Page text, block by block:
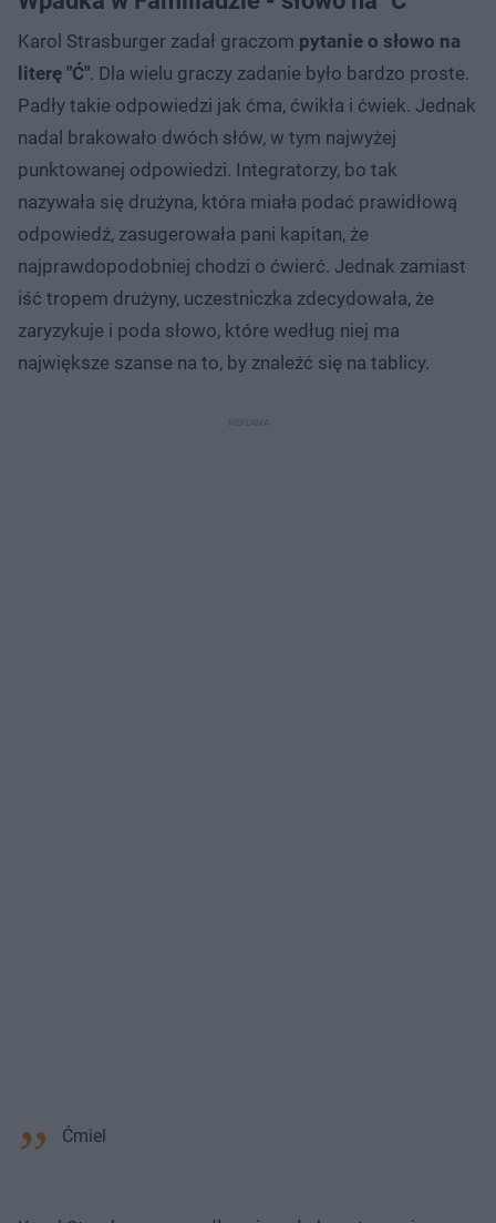
Karol Strasburger zadał graczom pytanie o słowo na
literę "Ć". Dla wielu graczy zadanie było bardzo proste.
Padły takie odpowiedzi jak ćma, ćwikła i ćwiek. Jednak
nadal brakowało dwóch słów, w tym najwyżej
punktowanej odpowiedzi. Integratorzy, bo tak
nazywała się drużyna, która miała podać prawidłową
odpowiedź, zasugerowała pani kapitan, że
najprawdopodobniej chodzi o ćwierć. Jednak zamiast
iść tropem drużyny, uczestniczka zdecydowała, że
zaryzykuje i poda słowo, które według niej ma
największe szanse na to, by znaleźć się na tablicy.
Ćmiel